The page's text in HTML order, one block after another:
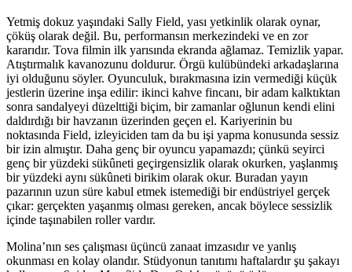
Yetmiş dokuz yaşındaki Sally Field, yası yetkinlik olarak oynar,
çöküş olarak değil. Bu, performansın merkezindeki ve en zor
kararıdır. Tova filmin ilk yarısında ekranda ağlamaz. Temizlik yapar.
Atıştırmalık kavanozunu doldurur. Örgü kulübündeki arkadaşlarına
iyi olduğunu söyler. Oyunculuk, bırakmasına izin vermediği küçük
jestlerin üzerine inşa edilir: ikinci kahve fincanı, bir adam kalktıktan
sonra sandalyeyi düzelttiği biçim, bir zamanlar oğlunun kendi elini
daldırdığı bir havzanın üzerinden geçen el. Kariyerinin bu
noktasında Field, izleyiciden tam da bu işi yapma konusunda sessiz
bir izin almıştır. Daha genç bir oyuncu yapamazdı; çünkü seyirci
genç bir yüzdeki sükûneti geçirgensizlik olarak okurken, yaşlanmış
bir yüzdeki aynı sükûneti birikim olarak okur. Buradan yayın
pazarının uzun süre kabul etmek istemediği bir endüstriyel gerçek
çıkar: gerçekten yaşanmış olması gereken, ancak böylece sessizlik
içinde taşınabilen roller vardır.
Molina’nın ses çalışması üçüncü zanaat imzasıdır ve yanlış
okunması en kolay olandır. Stüdyonun tanıtımı haftalardır şu şakayı